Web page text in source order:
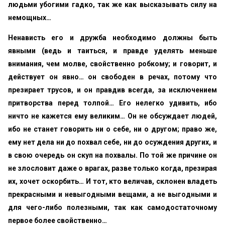
людьми убогими гадко, так же как высказывать силу на
немощных…
Ненависть его и дружба необходимо должны быть
явными (ведь и таиться, и правде уделять меньше
внимания, чем молве, свойственно робкому; и говорит, и
действует он явно… он свободен в речах, потому что
презирает трусов, и он правдив всегда, за исключением
притворства перед толпой… Его нелегко удивить, ибо
ничто не кажется ему великим… Он не обсуждает людей,
ибо не станет говорить ни о себе, ни о другом; право же,
ему нет дела ни до похвал себе, ни до осуждения других, и
в свою очередь он скуп на похвалы. По той же причине он
не злословит даже о врагах, разве только когда, презирая
их, хочет оскорбить… И тот, кто величав, склонен владеть
прекрасными и невыгодными вещами, а не выгодными и
для чего-либо полезными, так как самодостаточному
первое более свойственно…